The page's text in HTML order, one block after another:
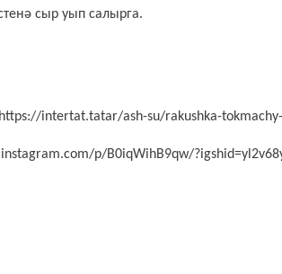
сыр уып салырга.
https://intertat.tatar/ash-su/rakushka-
p/B0iqWihB9qw/